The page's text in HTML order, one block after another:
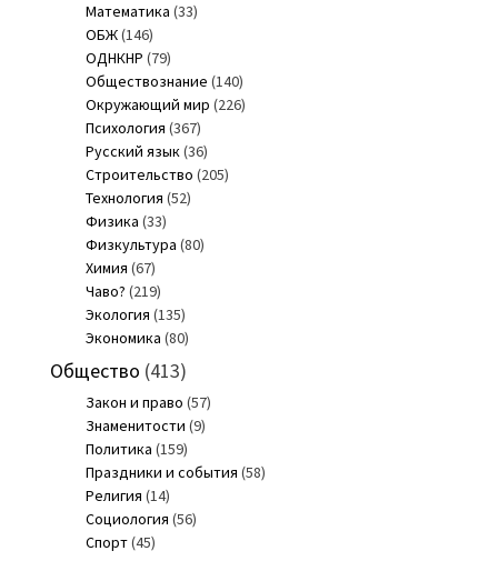
Математика (33)
ОБЖ(146)
ОДНКНР (79)
Обществознание (140)
Окружающий мир (226)
Психология (367)
Русский язык(36)
Строительство (205)
Технология (52)
Физика (33)
Физкультура (80)
Химия (67)
Чаво? (219)
Экология (135)
Экономика (80)
Общество (413)
Закон и право (57)
Знаменитости (9)
Политика (159)
Праздники и события (58)
Религия (14)
Социология (56)
Спорт(45)